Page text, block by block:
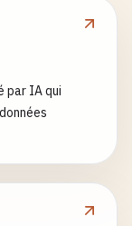
par IA qui